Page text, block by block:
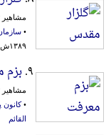
مشاهیر
•
۱۳۸۹ش.، اشراف:
۹. بزم
مشاهیر
•
القائم